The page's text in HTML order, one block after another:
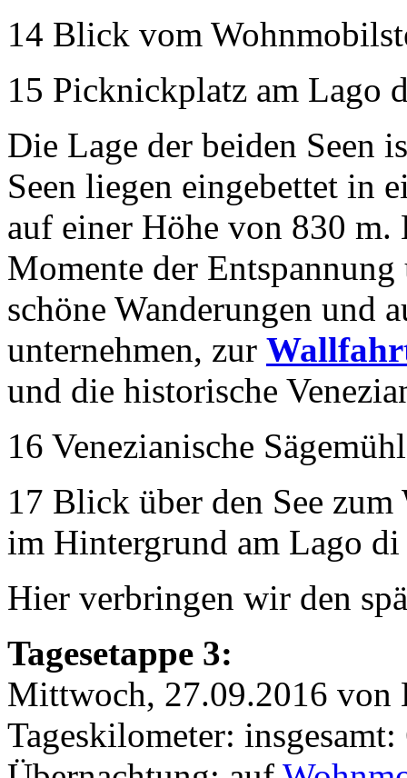
14 Blick vom
15 Picknickplatz am Lago
Die Lage der beiden Seen
Seen liegen eingebettet in
auf einer Höhe von 830
Momente der
schöne Wanderungen und
unternehmen, zur
und die historische
16 Venezianische
17 Blick über den See
im Hintergrund am Lago
Hier verbringen wir den
Tagesetappe 3:
Mittwoch, 27.09.2016 von
Tageskilometer: